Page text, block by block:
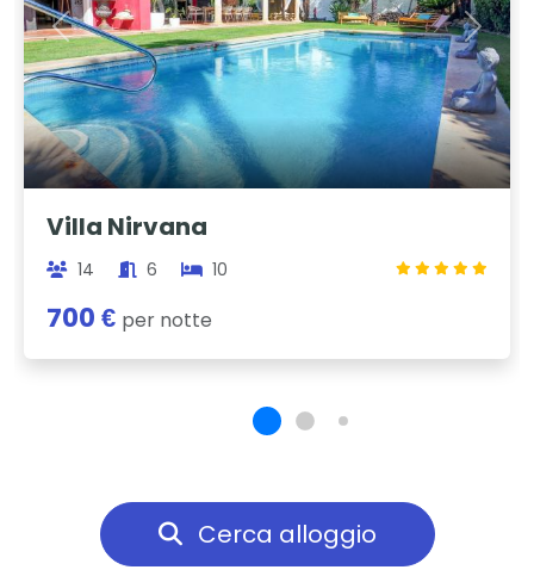
Previous Next
Villa Nirvana
14 6 10
700 € per notte
Cerca alloggio